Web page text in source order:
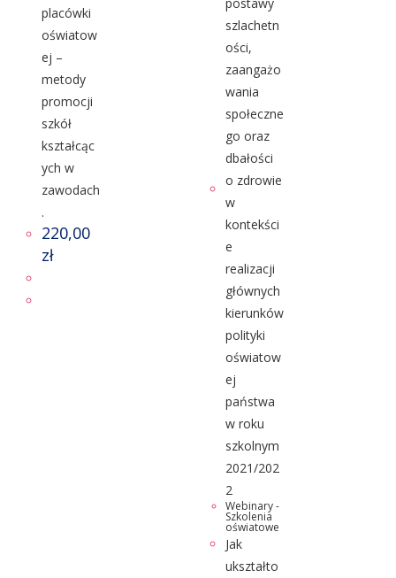
placówki
oświatow
ej –
metody
promocji
szkół
kształcąc
ych w
zawodach
.
220,00
zł
Webinary -
Szkolenia
oświatowe
Jak
ukształto